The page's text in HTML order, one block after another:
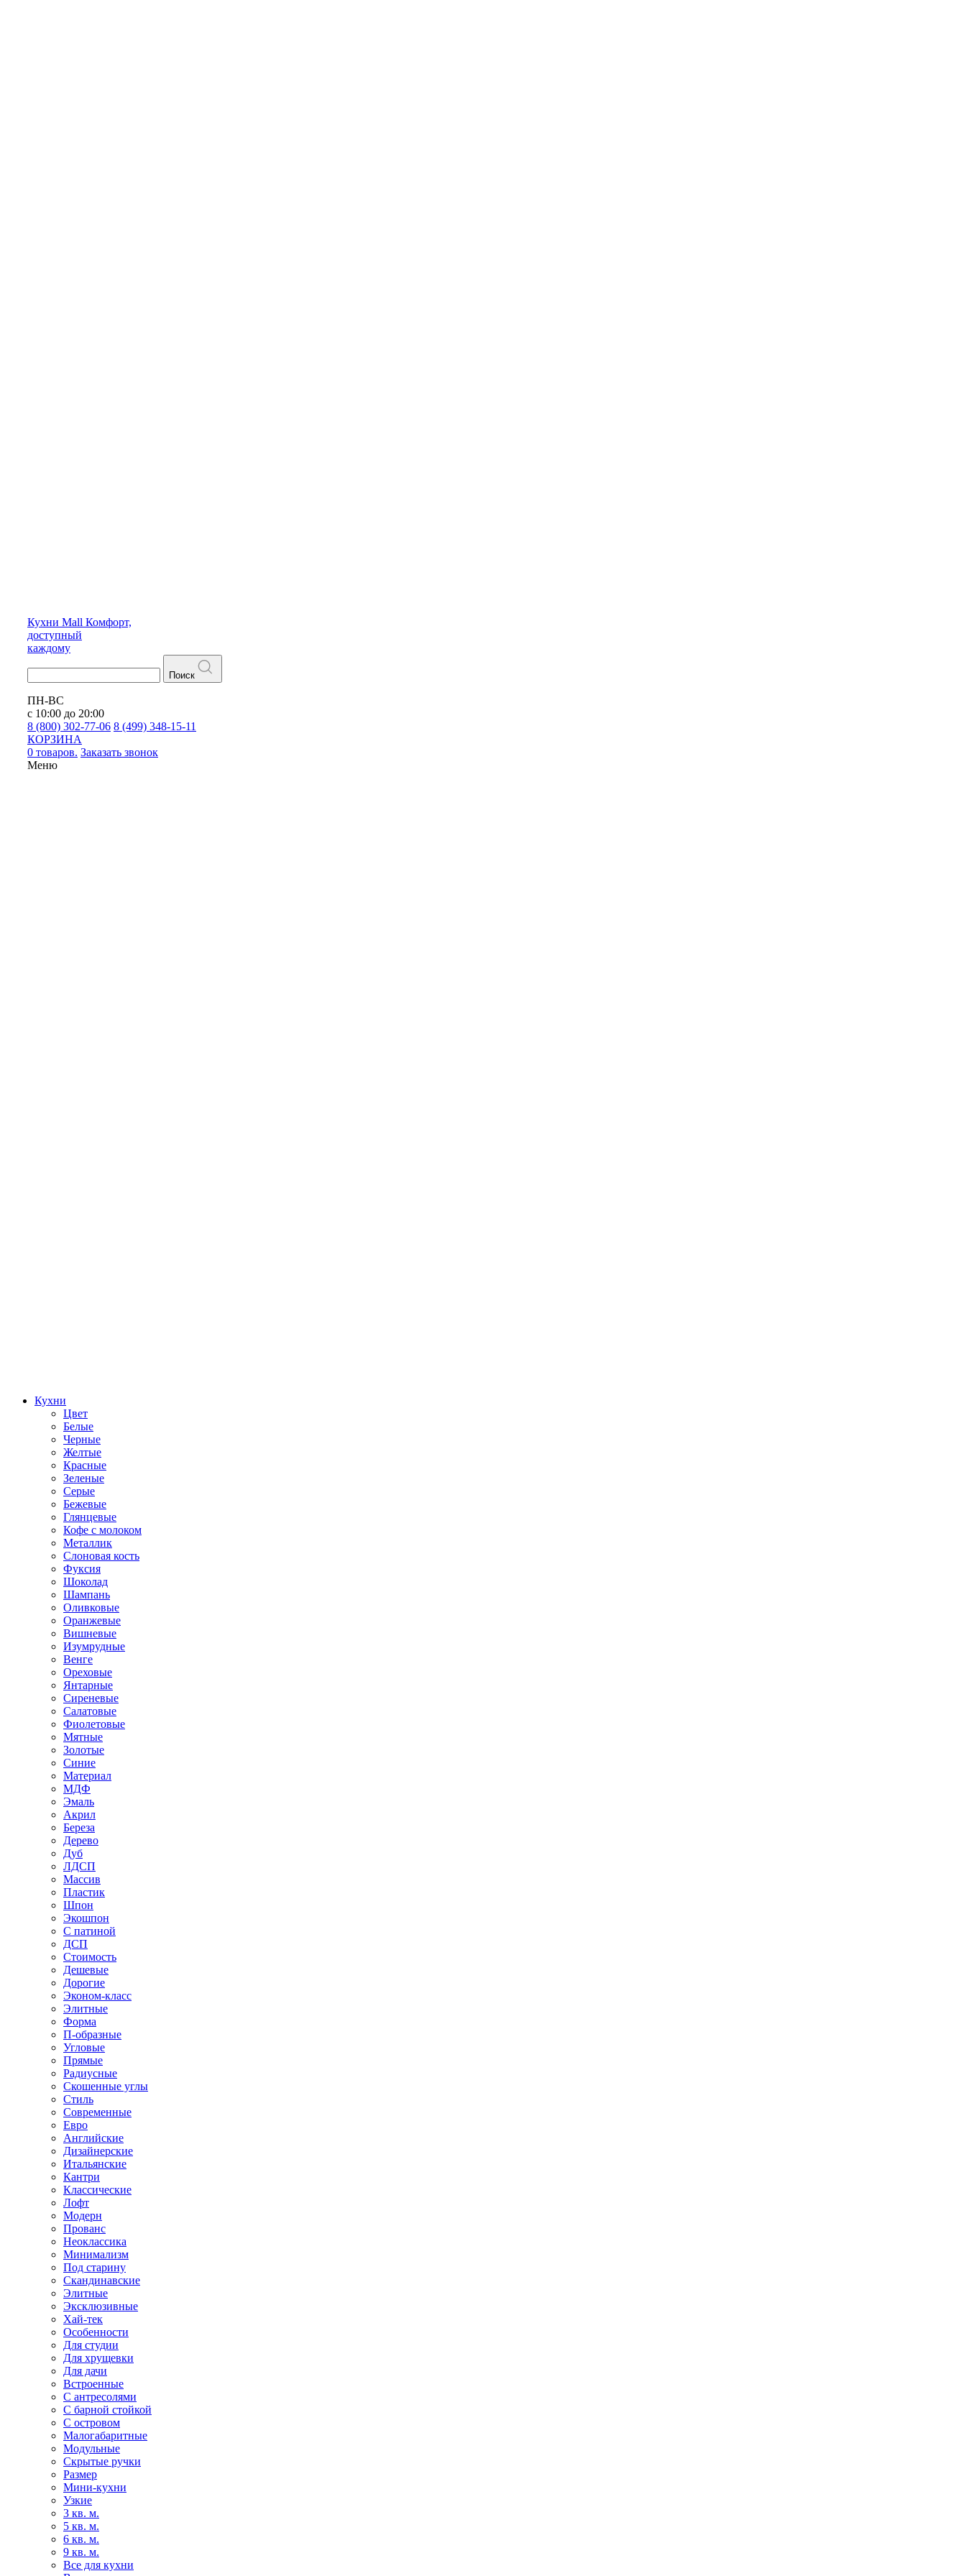
Кухни Mall Комфорт,
доступный
каждому
Поиск
ПН-ВС
с 10:00 до 20:00
8 (800) 302-77-06 8 (499) 348-15-11
КОРЗИНА
0 товаров. Заказать звонок
Меню
Кухни
Цвет
Белые
Черные
Желтые
Красные
Зеленые
Серые
Бежевые
Глянцевые
Кофе с молоком
Металлик
Слоновая кость
Фуксия
Шоколад
Шампань
Оливковые
Оранжевые
Вишневые
Изумрудные
Венге
Ореховые
Янтарные
Сиреневые
Салатовые
Фиолетовые
Мятные
Золотые
Синие
Материал
МДФ
Эмаль
Акрил
Береза
Дерево
Дуб
ЛДСП
Массив
Пластик
Шпон
Экошпон
С патиной
ДСП
Стоимость
Дешевые
Дорогие
Эконом-класс
Элитные
Форма
П-образные
Угловые
Прямые
Радиусные
Скошенные углы
Стиль
Современные
Евро
Английские
Дизайнерские
Итальянские
Кантри
Классические
Лофт
Модерн
Прованс
Неоклассика
Минимализм
Под старину
Скандинавские
Элитные
Эксклюзивные
Хай-тек
Особенности
Для студии
Для хрущевки
Для дачи
Встроенные
С антресолями
С барной стойкой
С островом
Малогабаритные
Модульные
Скрытые ручки
Размер
Мини-кухни
Узкие
3 кв. м.
5 кв. м.
6 кв. м.
9 кв. м.
Все для кухни